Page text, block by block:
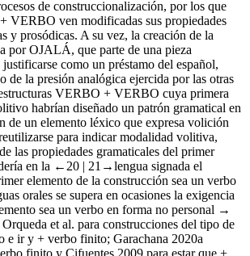
de construccionalización, por los que
VERBO ven modificadas sus propiedades
y prosódicas. A su vez, la creación de la
porOJALÁ, que parte de una pieza
justificarse como un préstamo del español,
de la presión analógica ejercida por las otras
VERBO + VERBO cuya primera
habrían diseñado un patrón gramatical en
de un elemento léxico que expresa volición
para indicar modalidad volitiva,
las propiedades gramaticales del primer
en la ←20 | 21→lengua signada el
elemento de la construcción sea un verbo
orales se supera en ocasiones la exigencia
sea un verbo en forma no personal →
et al. para construcciones del tipo de
e ir y + verbo finito; Garachana 2020a